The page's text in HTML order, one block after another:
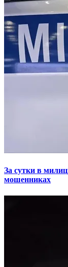
За сутки в
мошенниках